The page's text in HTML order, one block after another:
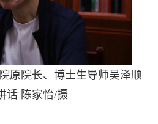
原院长、博士生导师吴泽顺
话 陈家怡/摄